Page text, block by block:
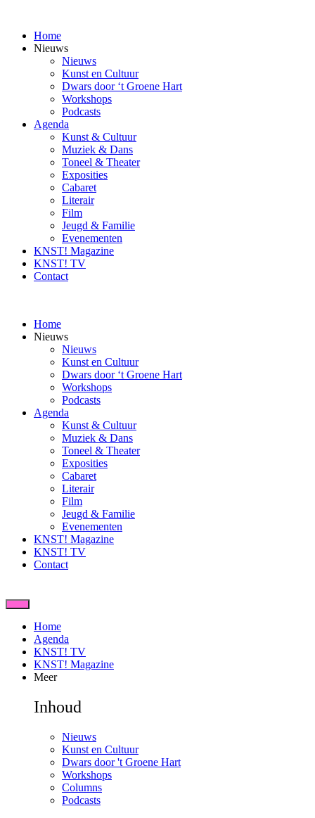
inhoudHome
Nieuws
Nieuws
Kunst en Cultuur
Dwars door ‘t Groene Hart
Workshops
Podcasts
Agenda
Kunst & Cultuur
Muziek & Dans
Toneel & Theater
Exposities
Cabaret
Literair
Film
Jeugd & Familie
Evenementen
KNST! Magazine
KNST! TV
Contact
Home
Nieuws
Nieuws
Kunst en Cultuur
Dwars door ‘t Groene Hart
Workshops
Podcasts
Agenda
Kunst & Cultuur
Muziek & Dans
Toneel & Theater
Exposities
Cabaret
Literair
Film
Jeugd & Familie
Evenementen
KNST! Magazine
KNST! TV
Contact
Home
Agenda
KNST! TV
KNST! Magazine
Meer
Inhoud
Nieuws
Kunst en Cultuur
Dwars door 't Groene Hart
Workshops
Columns
Podcasts